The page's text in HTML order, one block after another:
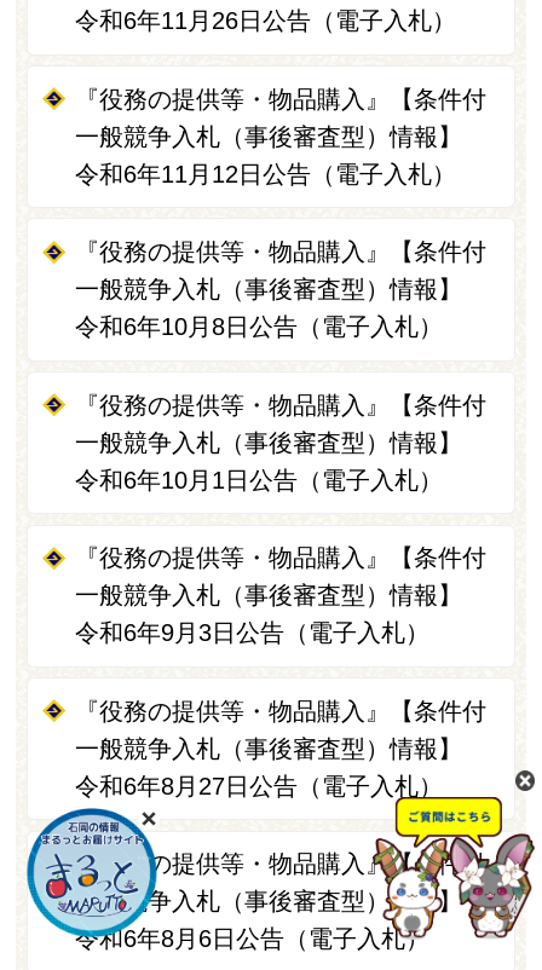
令和6年11月26日公告（電子入札）
『役務の提供等・物品購入』【条件付
一般競争入札（事後審査型）情報】
令和6年11月12日公告（電子入札）
『役務の提供等・物品購入』【条件付
一般競争入札（事後審査型）情報】
令和6年10月8日公告（電子入札）
『役務の提供等・物品購入』【条件付
一般競争入札（事後審査型）情報】
令和6年10月1日公告（電子入札）
『役務の提供等・物品購入』【条件付
一般競争入札（事後審査型）情報】
令和6年9月3日公告（電子入札）
『役務の提供等・物品購入』【条件付
一般競争入札（事後審査型）情報】
令和6年8月27日公告（電子入札）
『役務の提供等・物品購入』【条件付
一般競争入札（事後審査型）情報】
令和6年8月6日公告（電子入札）